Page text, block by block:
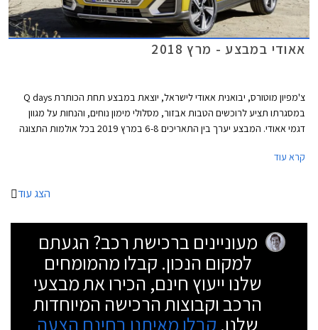
אאודי במבצע - מרץ 2018
צ'מפיון מוטורס, יבואנית אאודי לישראל, יוצאת במבצע תחת הכותרת Q days
במסגרתו תציע לרוכשים הטבות אבזור, מסלולי מימון נוחים, והנחות על מגוון
דגמי אאודי. המבצע יערך בין התאריכים 6-8 במרץ 2019 בכל אולמות התצוגה
קרא עוד
הצג עוד
מעוניינים ברכישת רכב? הגעתם
למקום הנכון. קבלו מהמומחים
שלנו ייעוץ חינם, הכירו את מבצעי
הרכב וקבוצות הרכישה המיוחדות
שלנו. קבלו מאיתנו בחינם הצעה